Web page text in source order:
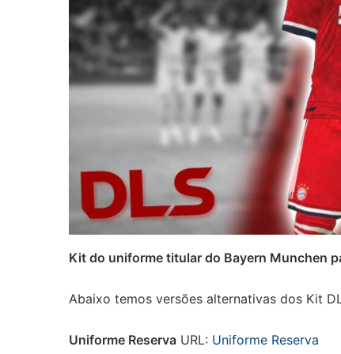
Kit do uniforme titular do Bayern Munchen
Abaixo temos versões alternativas dos Kit
Uniforme Reserva URL: Uniforme Reserva